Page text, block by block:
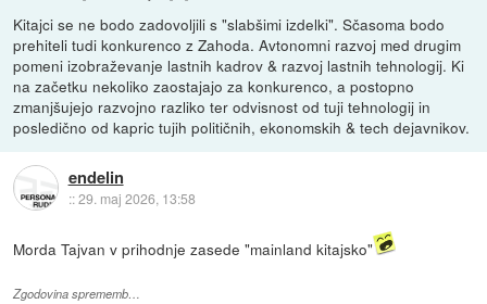
Kitajci se ne bodo zadovoljili s "slabšimi izdelki". Sčasoma bodo
prehiteli tudi konkurenco z Zahoda. Avtonomni razvoj med drugim
pomeni izobraževanje lastnih kadrov & razvoj lastnih tehnologij. Ki
na začetku nekoliko zaostajajo za konkurenco, a postopno
zmanjšujejo razvojno razliko ter odvisnost od tuji tehnologij in
posledično od kapric tujih političnih, ekonomskih & tech dejavnikov.
endelin
::29. maj 2026, 13:58
Morda Tajvan v prihodnje zasede "mainland kitajsko"
Zgodovina sprememb…